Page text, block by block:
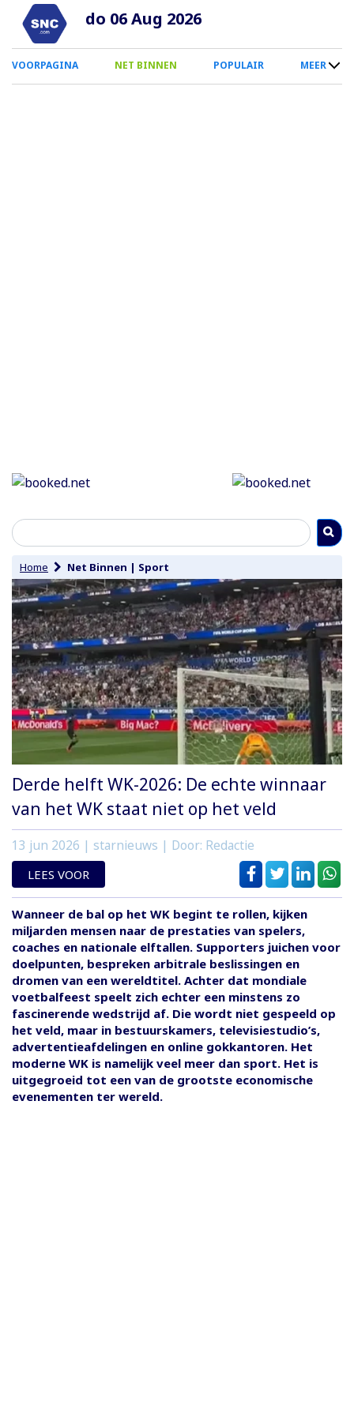
Overslaan
naar
inhoud
do 06 Aug 2026
0
Smartphone
VOORPAGINA NET BINNEN POPULAIR MEER
Home Net Binnen | Sport
Derde helft WK-2026: De echte winnaar
van het WK staat niet op het veld
13 jun 2026 | starnieuws | Door: Redactie
LEES VOOR
Wanneer de bal op het WK begint te rollen, kijken
miljarden mensen naar de prestaties van spelers,
coaches en nationale elftallen. Supporters juichen voor
doelpunten, bespreken arbitrale beslissingen en
dromen van een wereldtitel. Achter dat mondiale
voetbalfeest speelt zich echter een minstens zo
fascinerende wedstrijd af. Die wordt niet gespeeld op
het veld, maar in bestuurskamers, televisiestudio’s,
advertentieafdelingen en online gokkantoren. Het
moderne WK is namelijk veel meer dan sport. Het is
uitgegroeid tot een van de grootste economische
evenementen ter wereld.